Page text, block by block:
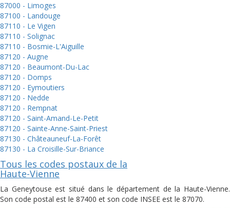
87000 - Limoges
87100 - Landouge
87110 - Le Vigen
87110 - Solignac
87110 - Bosmie-L'Aiguille
87120 - Augne
87120 - Beaumont-Du-Lac
87120 - Domps
87120 - Eymoutiers
87120 - Nedde
87120 - Rempnat
87120 - Saint-Amand-Le-Petit
87120 - Sainte-Anne-Saint-Priest
87130 - Châteauneuf-La-Forêt
87130 - La Croisille-Sur-Briance
Tous les codes postaux de la
Haute-Vienne
La Geneytouse est situé dans le département de la Haute-Vienne.
Son code postal est le 87400 et son code INSEE est le 87070.